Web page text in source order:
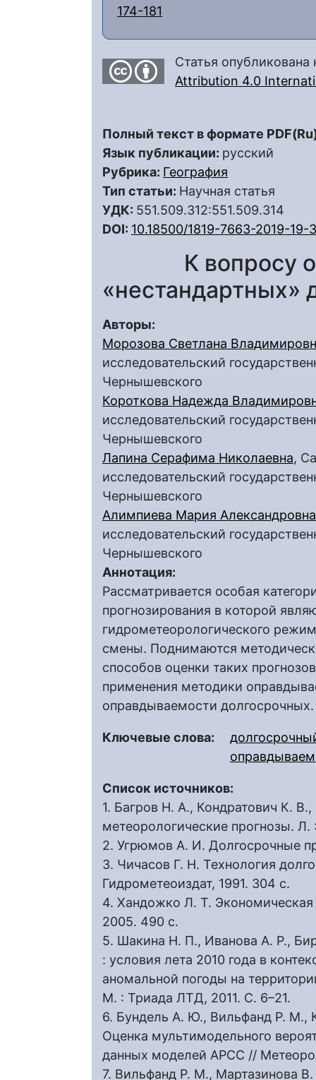
174-181
Статья
Attribution 4.0
Полный текст в формате
Язык публикации: русский
Рубрика: География
Тип статьи: Научная статья
УДК: 551.509.312:551.509.314
DOI: 10.18500/1819-7663-2019-19-
К вопросу
«нестандартных»
Авторы:
Морозова Светлана
исследовательский
Чернышевского
Короткова Надежда
исследовательский
Чернышевского
Лапина Серафима Николаевна,
исследовательский
Чернышевского
Алимпиева Мария Александровна
исследовательский
Чернышевского
Аннотация:
Рассматривается особая
прогнозирования в которой
гидрометеорологического
смены. Поднимаются
способов оценки таких
применения методики
оправдываемости долгосрочных.
Ключевые слова:
Список источников:
1. Багров Н. А., Кондратович К.
метеорологические прогнозы.
2. Угрюмов А. И. Долгосрочные
3. Чичасов Г. Н. Технология
Гидрометеоиздат, 1991. 304 с.
4. Хандожко Л. Т.
2005. 490 с.
5. Шакина Н. П., Иванова А. Р.,
: условия лета 2010 года в
аномальной погоды на
М. : Триада ЛТД, 2011. С. 6–21.
6. Бундель А. Ю., Вильфанд Р.
Оценка мультимодельного
данных моделей APCC //
7. Вильфанд Р. М., Мартазинова